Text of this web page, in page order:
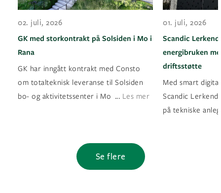
02. juli, 2026
GK med storkontrakt på Solsiden i Mo i
Rana
GK har inngått kontrakt med Consto
om totalteknisk leveranse til Solsiden
bo- og aktivitetssenter i Mo i Rana
... Les mer
01. juli, 2026
Scandic
energibruken
driftsstøtte
Med smart
Scandic
på tekniske
Se flere